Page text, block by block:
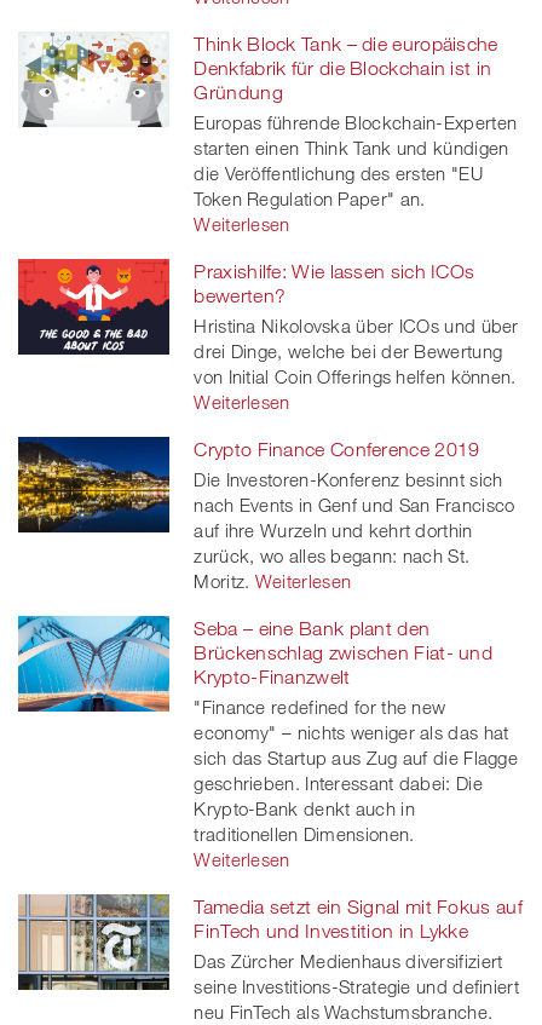
Think Block Tank – die europäische
Denkfabrik für die Blockchain ist in
Gründung
Europas führende Blockchain-Experten
starten einen Think Tank und kündigen
die Veröffentlichung des ersten "EU
Token Regulation Paper" an.
Weiterlesen
Praxishilfe: Wie lassen sich ICOs
bewerten?
Hristina Nikolovska über ICOs und über
drei Dinge, welche bei der Bewertung
von Initial Coin Offerings helfen können.
Weiterlesen
Crypto Finance Conference 2019
Die Investoren-Konferenz besinnt sich
nach Events in Genf und San Francisco
auf ihre Wurzeln und kehrt dorthin
zurück, wo alles begann: nach St.
Moritz. Weiterlesen
Seba – eine Bank plant den
Brückenschlag zwischen Fiat- und
Krypto-Finanzwelt
"Finance redefined for the new
economy" – nichts weniger als das hat
sich das Startup aus Zug auf die Flagge
geschrieben. Interessant dabei: Die
Krypto-Bank denkt auch in
traditionellen Dimensionen.
Weiterlesen
Tamedia setzt ein Signal mit Fokus auf
FinTech und Investition in Lykke
Das Zürcher Medienhaus diversifiziert
seine Investitions-Strategie und definiert
neu FinTech als Wachstumsbranche.